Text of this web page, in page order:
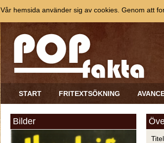
START FRITEXTSÖKNING
Bilder
Vår hemsida använder sig av cookies. Genom att